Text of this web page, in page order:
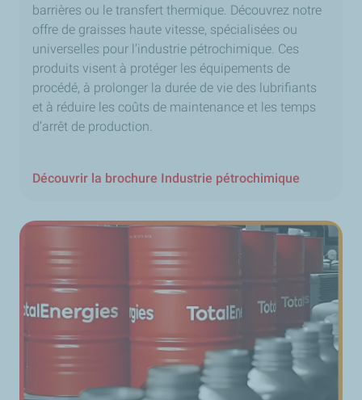
barrières ou le transfert thermique. Découvrez notre
offre de graisses haute vitesse, spécialisées ou
universelles pour l’industrie pétrochimique. Ces
produits visent à protéger les équipements de
procédé, à prolonger la durée de vie des lubrifiants
et à réduire les coûts de maintenance et les temps
d’arrêt de production.
Découvrir la brochure Industrie pétrochimique